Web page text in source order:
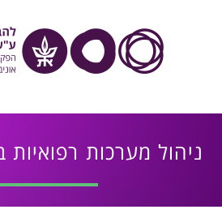
ניהול מערכות רפואיות